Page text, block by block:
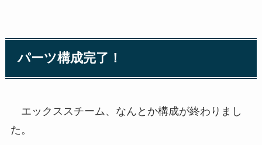
パーツ構成完了！
エックススチーム、なんとか構成が終わりまし
た。